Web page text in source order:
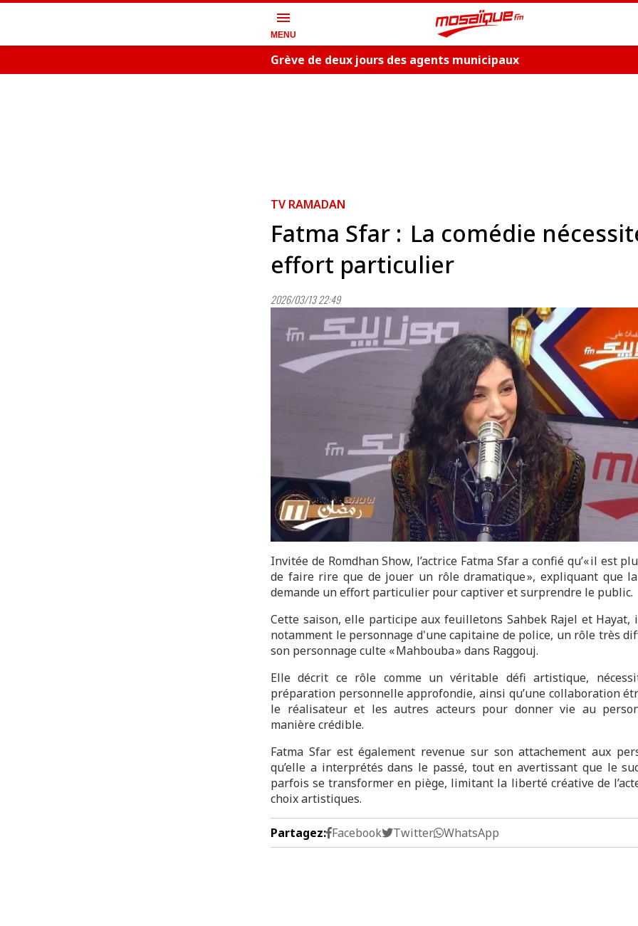
menu
MENU
Grève de deux jours des agents municipaux
TV RAMADAN
Fatma Sfar : La comédie
effort particulier
2026/03/13 22:49
Invitée de Romdhan Show, l’actrice Fatma Sfar a confié qu’« il est
de faire rire que de jouer un rôle dramatique », expliquant que
demande un effort particulier pour captiver et surprendre le public.
Cette saison, elle participe aux feuilletons Sahbek Rajel et Hayat,
notamment le personnage d'une capitaine de police, un rôle très
son personnage culte « Mahbouba » dans Raggouj.
Elle décrit ce rôle comme un véritable défi artistique,
préparation personnelle approfondie, ainsi qu’une collaboration
le réalisateur et les autres acteurs pour donner vie au
manière crédible.
Fatma Sfar est également revenue sur son attachement aux
qu’elle a interprétés dans le passé, tout en avertissant que le
parfois se transformer en piège, limitant la liberté créative de
choix artistiques.
Partagez: Facebook Twitter WhatsApp